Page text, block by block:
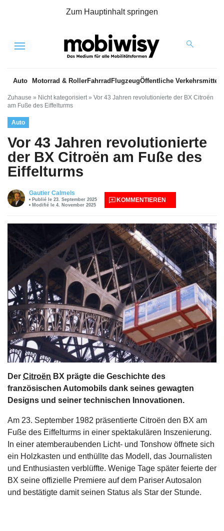
Zum Hauptinhalt springen
Menu
Auto Motorrad & RollerFahrrad FlugzeugÖffentliche Verkehrsmittel
Zuhause » Nicht kategorisiert » Vor 43 Jahren revolutionierte der BX Citroën
am Fuße des Eiffelturms
Auto
Vor 43 Jahren revolutionierte
der BX Citroën am Fuße des
Eiffelturms
Gautier Calmels
Publié le 23. September 2025
Modifié le 4. November 2025
KOMMENTIEREN
Der Citroën BX prägte die Geschichte des
französischen Automobils dank seines gewagten
Designs und seiner technischen Innovationen.
Am 23. September 1982 präsentierte Citroën den BX am
Fuße des Eiffelturms in einer spektakulären Inszenierung.
In einer atemberaubenden Licht- und Tonshow öffnete sich
ein Holzkasten und enthüllte das Modell, das Journalisten
und Enthusiasten verblüffte. Wenige Tage später feierte der
BX seine offizielle Premiere auf dem Pariser Autosalon
und bestätigte damit seinen Status als Star der Stunde.